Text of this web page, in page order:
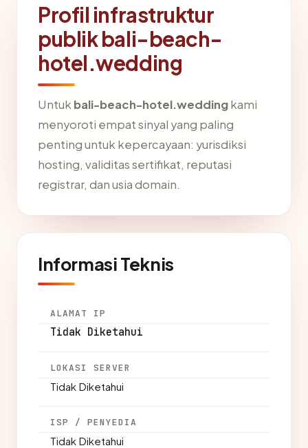
Profil infrastruktur
publik bali-beach-
hotel.wedding
Untuk bali-beach-hotel.weddingkami
menyoroti empat sinyal yang paling
penting untuk kepercayaan: yurisdiksi
hosting, validitas sertifikat, reputasi
registrar, dan usia domain.
Informasi Teknis
ALAMAT IP
Tidak Diketahui
LOKASI SERVER
Tidak Diketahui
ISP / PENYEDIA
Tidak Diketahui